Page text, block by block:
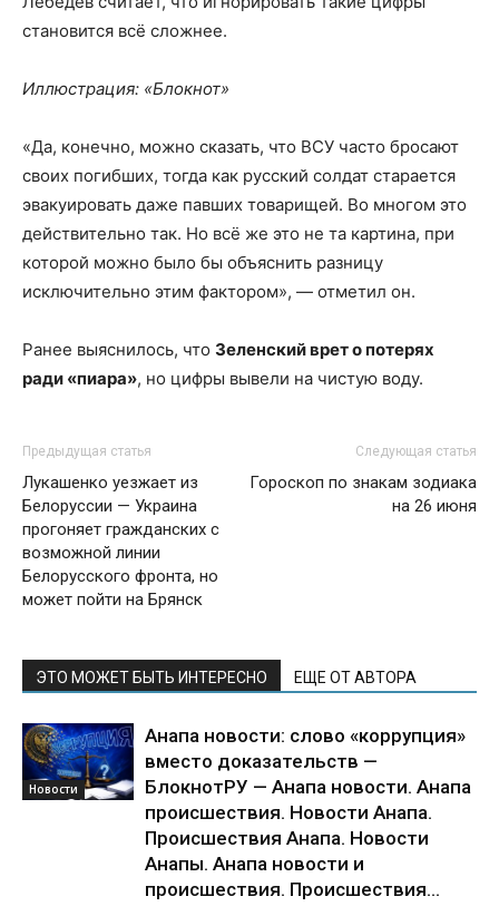
становится всё сложнее.
Иллюстрация: «Блокнот»
«Да, конечно, можно сказать, что ВСУ часто бросают
своих погибших, тогда как русский солдат старается
эвакуировать даже павших товарищей. Во многом это
действительно так. Но всё же это не та картина, при
которой можно было бы объяснить разницу
исключительно этим фактором», — отметил он.
Ранее выяснилось, что Зеленский врет о потерях
ради «пиара», но цифры вывели на чистую воду.
Предыдущая статья
Лукашенко уезжает из
Белоруссии — Украина
прогоняет гражданских с
возможной линии
Белорусского фронта, но
может пойти на Брянск
Следующая статья
Гороскоп по знакам зодиака
на 26 июня
ЭТО МОЖЕТ БЫТЬ ИНТЕРЕСНО ЕЩЕ ОТ АВТОРА
Новости
Анапа новости: слово «коррупция»
вместо доказательств —
БлокнотРУ — Анапа новости. Анапа
происшествия. Новости Анапа.
Происшествия Анапа. Новости
Анапы. Анапа новости и
происшествия. Происшествия...